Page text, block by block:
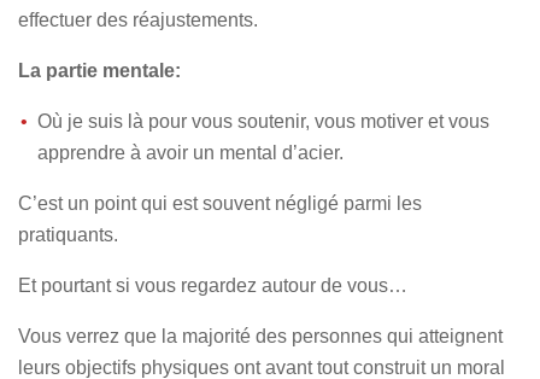
effectuer des réajustements.
La partie mentale:
Où je suis là pour vous soutenir, vous motiver et vous
apprendre à avoir un mental d’acier.
C’est un point qui est souvent négligé parmi les
pratiquants.
Et pourtant si vous regardez autour de vous…
Vous verrez que la majorité des personnes qui atteignent
leurs objectifs physiques ont avant tout construit un moral